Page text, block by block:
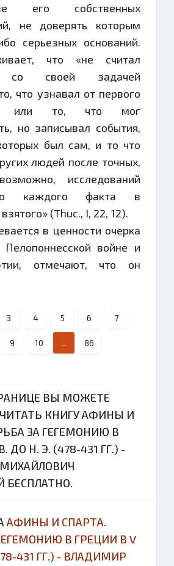
его собственных
не доверять которым
серьезных оснований.
что «не считал
со своей задачей
что узнавал от первого
или то, что мог
но записывал события,
был сам, и то что
людей после точных,
исследований
каждого факта в
(Thuc., I, 22, 12).
в ценности очерка
войне и
отмечают, что он
3 4 5 6 7
9 10 ... 86
ВЫ МОЖЕТЕ
КНИГУ АФИНЫ И
ЗА ГЕГЕМОНИЮ В
ДО Н. Э. (478-431 ГГ.) -
БЕСПЛАТНО.
АФИНЫ И СПАРТА.
В ГРЕЦИИ В V
431 ГГ.) - ВЛАДИМИР